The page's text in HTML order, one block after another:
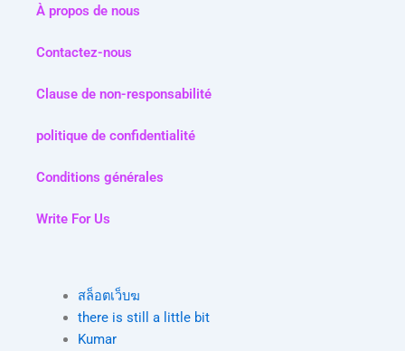
À propos de nous
Contactez-nous
Clause de non-responsabilité
politique de confidentialité
Conditions générales
Write For Us
สล็อตเว็บฆ
there is still a little bit
Kumar